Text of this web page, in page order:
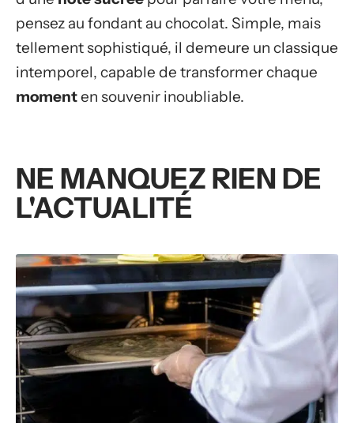
pensez au fondant au chocolat. Simple, mais
tellement sophistiqué, il demeure un classique
intemporel, capable de transformer chaque
momenten souvenir inoubliable.
NE MANQUEZ RIEN DE
L'ACTUALITÉ